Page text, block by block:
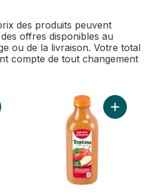
des produits peuvent
offres disponibles au
ou de la livraison. Votre total
compte de tout changement
Fraise et pêche Refreshers au
Ajouter